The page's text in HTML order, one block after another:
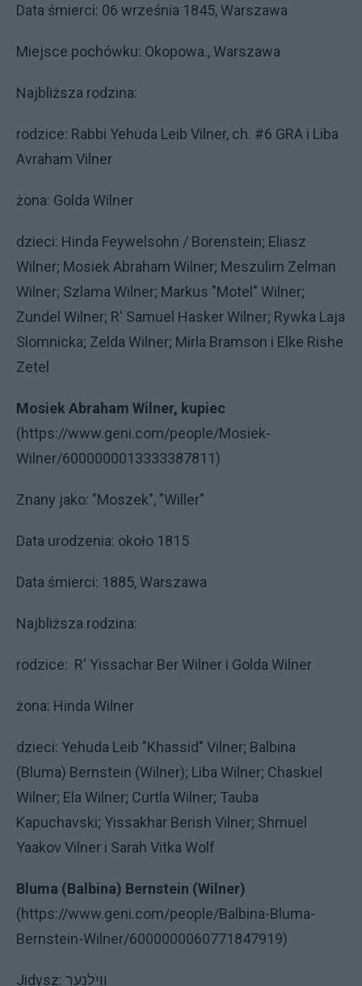
Data śmierci: 06 września 1845, Warszawa
Miejsce pochówku: Okopowa., Warszawa​​
Najbliższa rodzina:
rodzice: Rabbi Yehuda Leib Vilner, ch. #6 GRA i Liba
Avraham Vilner
żona: Golda Wilner
dzieci: Hinda Feywelsohn / Borenstein; Eliasz
Wilner; Mosiek Abraham Wilner; Meszulim Zelman
Wilner; Szlama Wilner; Markus "Motel" Wilner;
Zundel Wilner; R' Samuel Hasker Wilner; Rywka Laja
Slomnicka; Zelda Wilner; Mirla Bramson i Elke Rishe
Zetel
Mosiek Abraham Wilner, kupiec
(https://www.geni.com/people/Mosiek-
Wilner/6000000013333387811)
Znany jako: "Moszek", "Willer"
Data urodzenia: około 1815
Data śmierci: 1885, Warszawa
Najbliższa rodzina:
rodzice: R' Yissachar Ber Wilner i Golda Wilner
żona: Hinda Wilner
dzieci: Yehuda Leib "Khassid" Vilner; Balbina
(Bluma) Bernstein (Wilner); Liba Wilner; Chaskiel
Wilner; Ela Wilner; Curtla Wilner; Tauba
Kapuchavski; Yissakhar Berish Vilner; Shmuel
Yaakov Vilner i Sarah Vitka Wolf
Bluma (Balbina) Bernstein (Wilner)
(https://www.geni.com/people/Balbina-Bluma-
Bernstein-Wilner/6000000060771847919)
Jidysz: ווילנער